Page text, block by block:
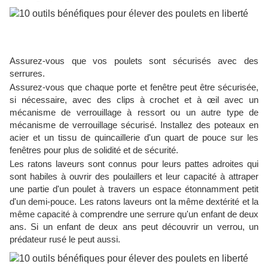
Assurez-vous que vos poulets sont sécurisés avec des
serrures.
Assurez-vous que chaque porte et fenêtre peut être sécurisée,
si nécessaire, avec des clips à crochet et à œil avec un
mécanisme de verrouillage à ressort ou un autre type de
mécanisme de verrouillage sécurisé. Installez des poteaux en
acier et un tissu de quincaillerie d'un quart de pouce sur les
fenêtres pour plus de solidité et de sécurité.
Les ratons laveurs sont connus pour leurs pattes adroites qui
sont habiles à ouvrir des poulaillers et leur capacité à attraper
une partie d'un poulet à travers un espace étonnamment petit
d'un demi-pouce. Les ratons laveurs ont la même dextérité et la
même capacité à comprendre une serrure qu'un enfant de deux
ans. Si un enfant de deux ans peut découvrir un verrou, un
prédateur rusé le peut aussi.